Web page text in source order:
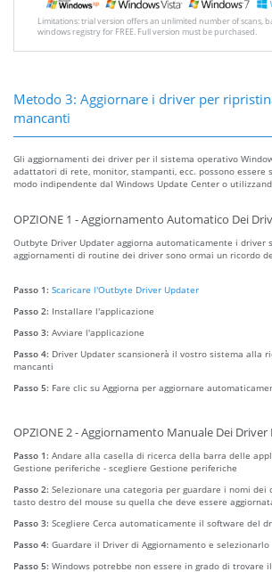
Limitations: trial version offers an unlimited number of scans,
windows registry for FREE. Full version must be purchased.
Metodo 3: Aggiornare i driver per
mancanti
Gli aggiornamenti dei driver per il sistema operativo
adattatori di rete, monitor, stampanti, ecc. possono
modo indipendente dal Windows Update Center o
OPZIONE 1 - Aggiornamento Automatico Dei
Outbyte Driver Updater aggiorna automaticamente i driver
aggiornamenti di routine dei driver sono ormai un ricordo
Passo 1: Scaricare l'Outbyte Driver Updater
Passo 2: Installare l'applicazione
Passo 3: Avviare l'applicazione
Passo 4: Driver Updater scansionerà il vostro sistema alla
mancanti
Passo 5: Fare clic su Aggiorna per aggiornare
OPZIONE 2 - Aggiornamento Manuale Dei Driver
Passo 1: Andare alla casella di ricerca della barra delle
Gestione periferiche - scegliere Gestione periferiche
Passo 2: Selezionare una categoria per guardare i nomi dei
tasto destro del mouse su quella che deve essere
Passo 3: Scegliere Cerca automaticamente il software del
Passo 4: Guardare il Driver di Aggiornamento e selezionarlo
Passo 5: Windows potrebbe non essere in grado di trovare